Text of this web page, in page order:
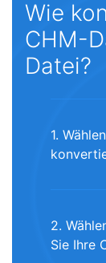
Wie
CHM-
Datei?
1.
2.
Sie Ihre